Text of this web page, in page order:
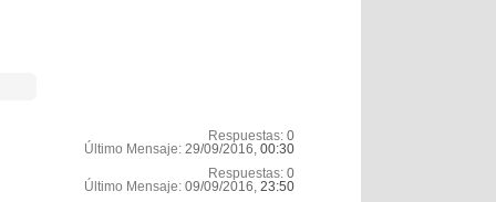
Respuestas: 0
Último Mensaje: 29/09/2016, 00:30
Respuestas: 0
Último Mensaje: 09/09/2016, 23:50